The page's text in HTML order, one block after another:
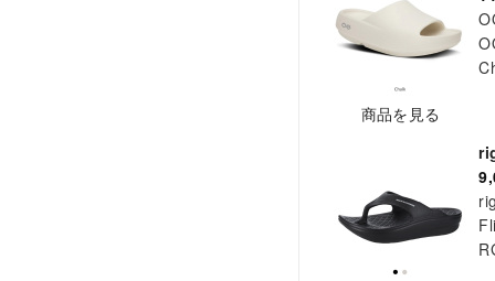
商品を見る